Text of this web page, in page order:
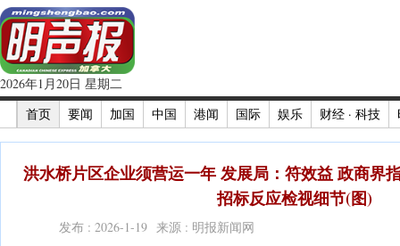
2026年1月20日 星期二
首页
要闻 加国 中国 港闻 国际 娱乐 财经 · 科技
洪水桥片区企业须营运一年 发展局：符效益 政商界
招标反应检视细节(图)
发布 : 2026-1-19 来源 : 明报新闻网